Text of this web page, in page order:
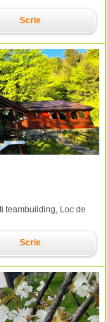
Scrie
teambuilding, Loc de
Scrie